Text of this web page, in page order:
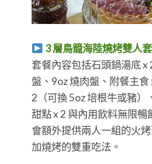
3 層鳥籠海陸燒烤雙人
套餐內容包括石頭鍋湯底 x
盤、9oz 燒肉盤、附餐主食
2（可換 5oz 培根牛或豬）
甜點 x 2 與內用飲料無限
會額外提供兩人一組的火
加燒烤的雙重吃法。